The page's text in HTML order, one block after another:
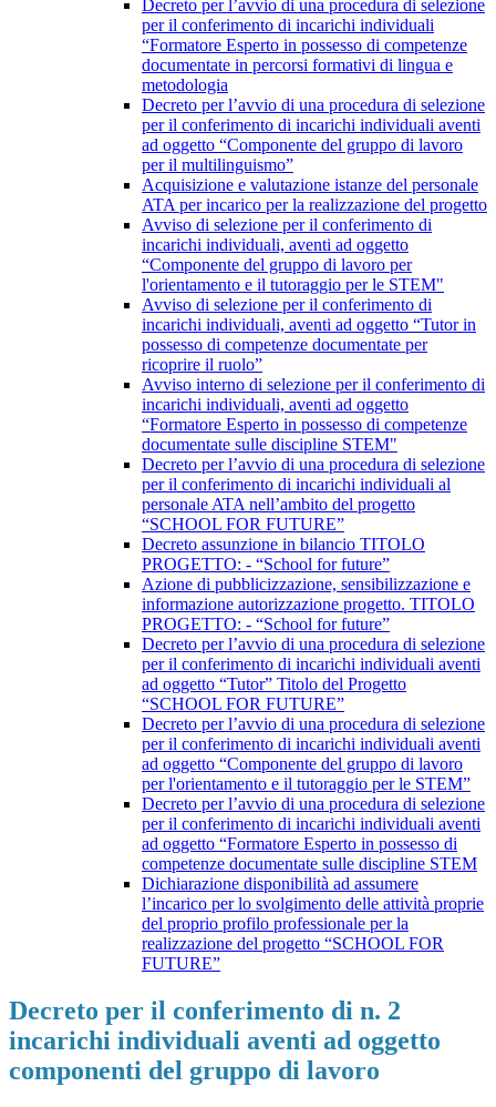
Decreto per l’avvio di una procedura di selezione
per il conferimento di incarichi individuali
“Formatore Esperto in possesso di competenze
documentate in percorsi formativi di lingua e
metodologia
Decreto per l’avvio di una procedura di selezione
per il conferimento di incarichi individuali aventi
ad oggetto “Componente del gruppo di lavoro
per il multilinguismo”
Acquisizione e valutazione istanze del personale
ATA per incarico per la realizzazione del progetto
Avviso di selezione per il conferimento di
incarichi individuali, aventi ad oggetto
“Componente del gruppo di lavoro per
l'orientamento e il tutoraggio per le STEM"
Avviso di selezione per il conferimento di
incarichi individuali, aventi ad oggetto “Tutor in
possesso di competenze documentate per
ricoprire il ruolo”
Avviso interno di selezione per il conferimento di
incarichi individuali, aventi ad oggetto
“Formatore Esperto in possesso di competenze
documentate sulle discipline STEM"
Decreto per l’avvio di una procedura di selezione
per il conferimento di incarichi individuali al
personale ATA nell’ambito del progetto
“SCHOOL FOR FUTURE”
Decreto assunzione in bilancio TITOLO
PROGETTO: - “School for future”
Azione di pubblicizzazione, sensibilizzazione e
informazione autorizzazione progetto. TITOLO
PROGETTO: - “School for future”
Decreto per l’avvio di una procedura di selezione
per il conferimento di incarichi individuali aventi
ad oggetto “Tutor” Titolo del Progetto
“SCHOOL FOR FUTURE”
Decreto per l’avvio di una procedura di selezione
per il conferimento di incarichi individuali aventi
ad oggetto “Componente del gruppo di lavoro
per l'orientamento e il tutoraggio per le STEM”
Decreto per l’avvio di una procedura di selezione
per il conferimento di incarichi individuali aventi
ad oggetto “Formatore Esperto in possesso di
competenze documentate sulle discipline STEM
Dichiarazione disponibilità ad assumere
l’incarico per lo svolgimento delle attività proprie
del proprio profilo professionale per la
realizzazione del progetto “SCHOOL FOR
FUTURE”
Decreto per il conferimento di n. 2
incarichi individuali aventi ad oggetto
componenti del gruppo di lavoro